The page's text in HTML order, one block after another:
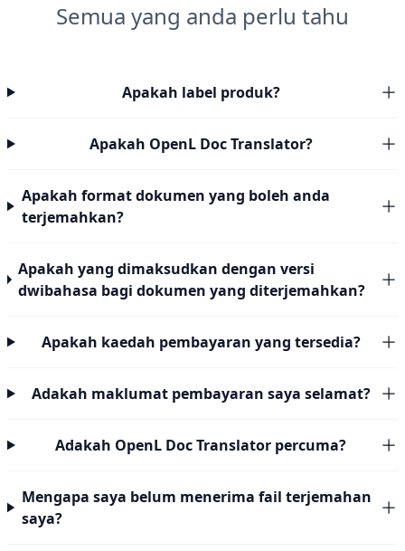
Semua yang anda perlu tahu
Apakah label produk?
Apakah OpenL Doc Translator?
Apakah format dokumen yang boleh anda
terjemahkan?
Apakah yang dimaksudkan dengan versi
dwibahasa bagi dokumen yang diterjemahkan?
Apakah kaedah pembayaran yang tersedia?
Adakah maklumat pembayaran saya selamat?
Adakah OpenL Doc Translator percuma?
Mengapa saya belum menerima fail terjemahan
saya?